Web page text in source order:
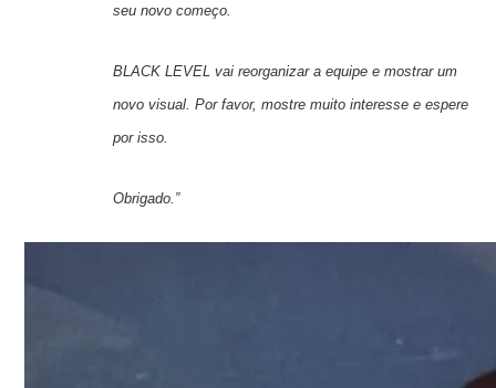
seu novo começo.
BLACK LEVEL vai reorganizar a equipe e mostrar um
novo visual. Por favor, mostre muito interesse e espere
por isso.
Obrigado.”